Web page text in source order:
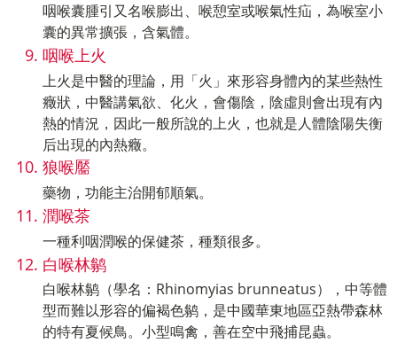
咽喉囊腫引又名喉膨出、喉憩室或喉氣性疝，為喉室小
囊的異常擴張，含氣體。
咽喉上火
上火是中醫的理論，用「火」來形容身體內的某些熱性
癥狀，中醫講氣欲、化火，會傷陰，陰虛則會出現有內
熱的情況，因此一般所說的上火，也就是人體陰陽失衡
后出現的內熱癥。
狼喉靨
藥物，功能主治開郁順氣。
潤喉茶
一種利咽潤喉的保健茶，種類很多。
白喉林鹟
白喉林鹟（學名：Rhinomyias brunneatus），中等體
型而難以形容的偏褐色鹟，是中國華東地區亞熱帶森林
的特有夏候鳥。小型鳴禽，善在空中飛捕昆蟲。